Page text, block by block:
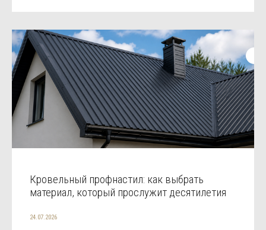
Кровельный профнастил: как выбрать
материал, который прослужит десятилетия
24.07.2026